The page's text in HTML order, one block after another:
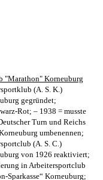
"Marathon" Korneuburg
(A. S. K.)
gegründet;
Rot; – 1938 = musste
Turn und Reichs
umbenennen;
(A. S. C.)
von 1926 reaktiviert;
in Arbeitersportclub
Sparkasse“ Korneuburg;